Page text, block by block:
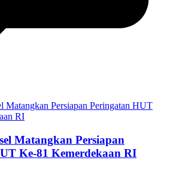
Matangkan Persiapan
Ke-81 Kemerdekaan RI